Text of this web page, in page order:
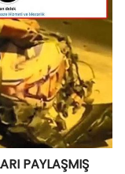
PAYLAŞMIŞ